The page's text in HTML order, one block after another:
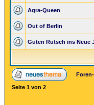
Agra-Queen
Out of Berlin
Guten Rutsch ins Neue
Seite 1 von 2